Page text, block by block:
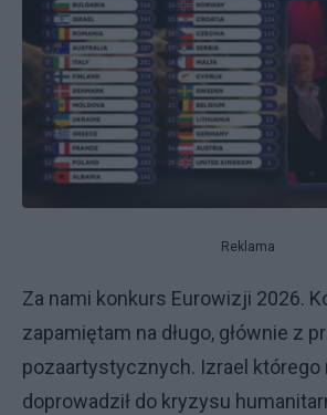
Reklama
Za nami konkurs Eurowizji 2026.
zapamiętam na długo, głównie z
pozaartystycznych. Izrael którego
doprowadził do kryzysu